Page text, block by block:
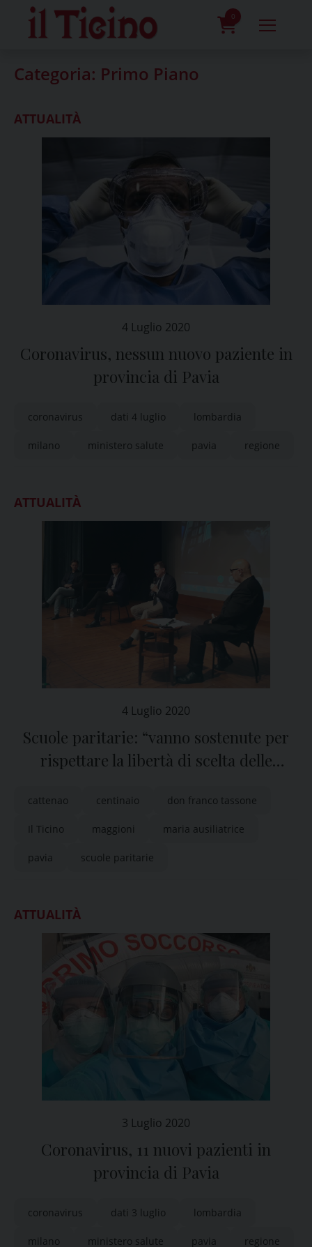
content
0
Categoria: Primo Piano
ATTUALITÀ
4 Luglio 2020
Coronavirus, nessun nuovo paziente in
provincia di Pavia
coronavirus dati 4 luglio lombardia
milano ministero salute pavia regione
ATTUALITÀ
4 Luglio 2020
Scuole paritarie: “vanno sostenute per
rispettare la libertà di scelta delle
cattenao centinaio don franco tassone
Il Ticino maggioni maria ausiliatrice
pavia scuole paritarie
ATTUALITÀ
3 Luglio 2020
Coronavirus, 11 nuovi pazienti in
provincia di Pavia
coronavirus dati 3 luglio lombardia
milano ministero salute pavia regione